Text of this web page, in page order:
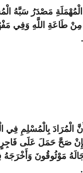
مَصْدَرُ سَبَّهُ
طَاعَةِ اللَّهِ وَفِي
الْمُرَادَ بِالْمُسْلِمِ
حَمَلَ عَلَى فَاجِرٍ
رِجَالَهُ مَوْثُوقُونَ